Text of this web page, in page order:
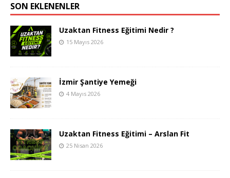
SON EKLENENLER
Uzaktan Fitness Eğitimi Nedir ?
15 Mayıs 2026
İzmir Şantiye Yemeği
4 Mayıs 2026
Uzaktan Fitness Eğitimi – Arslan Fit
25 Nisan 2026